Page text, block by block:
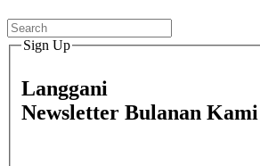
Sign Up
Langgani
Newsletter Bulanan Kami